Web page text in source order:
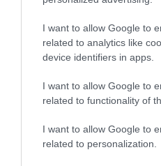
I want to allow Google to
related to analytics like
device identifiers in apps.
I want to allow Google to
related to functionality of
I want to allow Google to
related to personalization.
EGY EGRI
2026.
ÚJ
2026.